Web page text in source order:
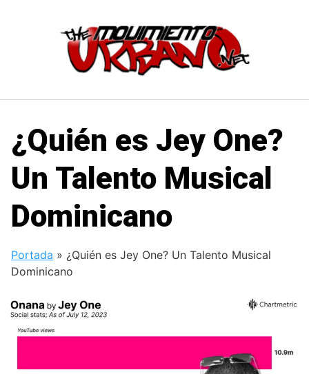
¿Quién es Jey One?
Un Talento Musical
Dominicano
Portada » ¿Quién es Jey One? Un Talento Musical
Dominicano